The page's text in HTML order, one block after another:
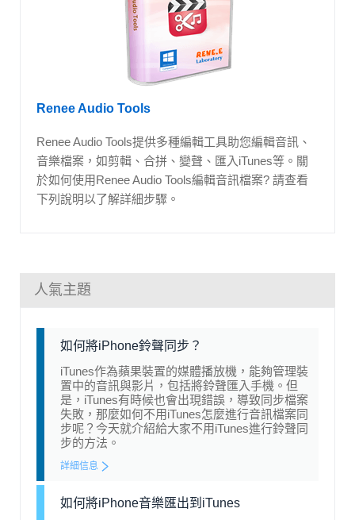
Renee Audio Tools
Renee Audio Tools提供多種編輯工具助您編輯音訊、
音樂檔案，如剪輯、合拼、變聲、匯入iTunes等。關
於如何使用Renee Audio Tools編輯音訊檔案? 請查看
下列說明以了解詳細步驟。
人氣主題
如何將iPhone鈴聲同步？
iTunes作為蘋果裝置的媒體播放機，能夠管理裝
置中的音訊與影片，包括將鈴聲匯入手機。但
是，iTunes有時候也會出現錯誤，導致同步檔案
失敗，那麼如何不用iTunes怎麼進行音訊檔案同
步呢？今天就介紹給大家不用iTunes進行鈴聲同
步的方法。
詳細信息
如何將iPhone音樂匯出到iTunes